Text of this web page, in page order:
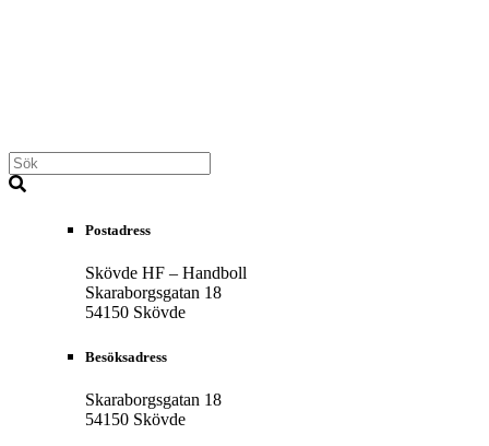
Postadress
Skövde HF – Handboll
Skaraborgsgatan 18
54150 Skövde
Besöksadress
Skaraborgsgatan 18
54150 Skövde